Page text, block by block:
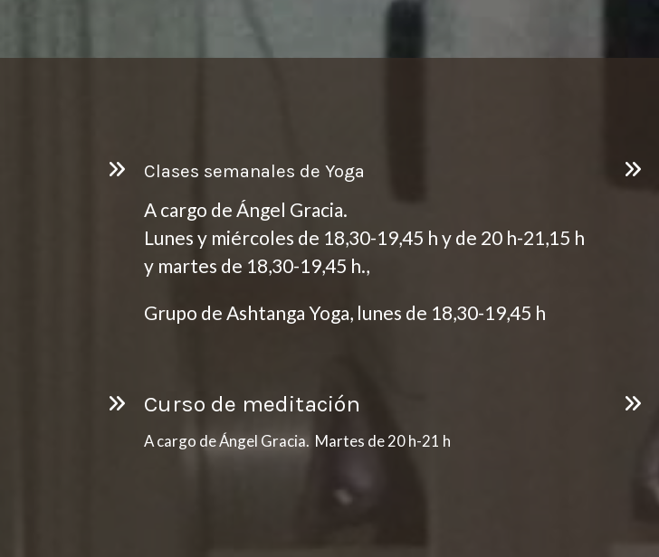
Clases semanales de Yoga
A cargo de Ángel Gracia.
Lunes y miércoles de 18,30-19,45 h y de 20 h-21,15 h
y martes de 18,30-19,45 h.,
Grupo de Ashtanga Yoga, lunes de 18,30-19,45 h
Curso de meditación
A cargo de Ángel Gracia. Martes de 20 h-21 h